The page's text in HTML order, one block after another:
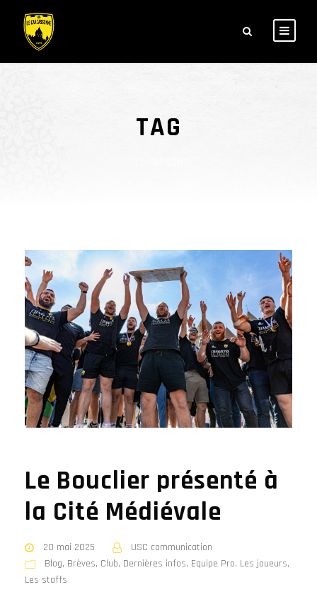
TAG
Le Bouclier présenté à
la Cité Médiévale
20 mai 2025
USC communication
Blog, Brèves, Club, Dernières infos, Equipe Pro, Les joueurs,
Les staffs